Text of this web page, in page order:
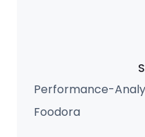
Performance-
Foodora